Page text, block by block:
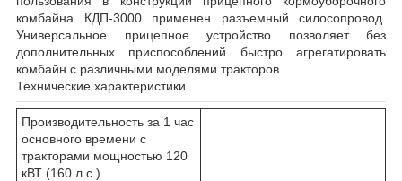
комбайна КДП-3000 применен разъемный силосопровод.
Универсальное прицепное устройство позволяет без
дополнительных приспособлений быстро агрегатировать
комбайн с различными моделями тракторов.
Технические характеристики
Производительность за 1 час
основного времени с
тракторами мощностью 120
кВТ (160 л.с.)